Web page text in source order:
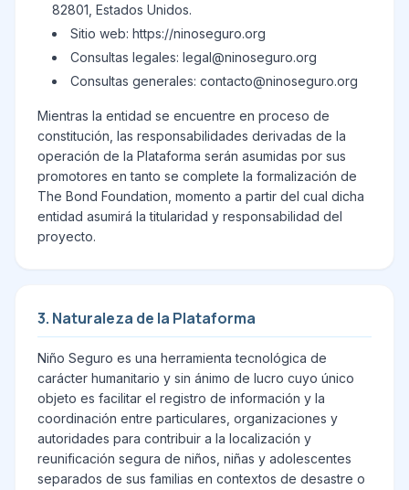
82801, Estados Unidos.
Sitio web: https://ninoseguro.org
Consultas legales: legal@ninoseguro.org
Consultas generales: contacto@ninoseguro.org
Mientras la entidad se encuentre en proceso de
constitución, las responsabilidades derivadas de la
operación de la Plataforma serán asumidas por sus
promotores en tanto se complete la formalización de
The Bond Foundation, momento a partir del cual dicha
entidad asumirá la titularidad y responsabilidad del
proyecto.
3. Naturaleza de la Plataforma
Niño Seguro es una herramienta tecnológica de
carácter humanitario y sin ánimo de lucro cuyo único
objeto es facilitar el registro de información y la
coordinación entre particulares, organizaciones y
autoridades para contribuir a la localización y
reunificación segura de niños, niñas y adolescentes
separados de sus familias en contextos de desastre o